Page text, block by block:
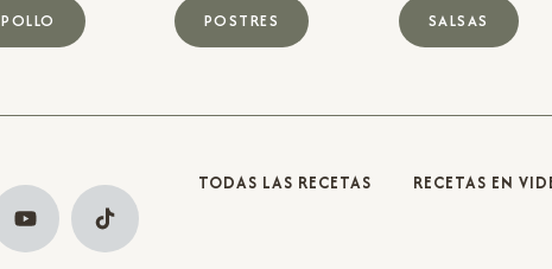
POLLO POSTRES SALSAS
TODAS LAS RECETAS RECETAS EN